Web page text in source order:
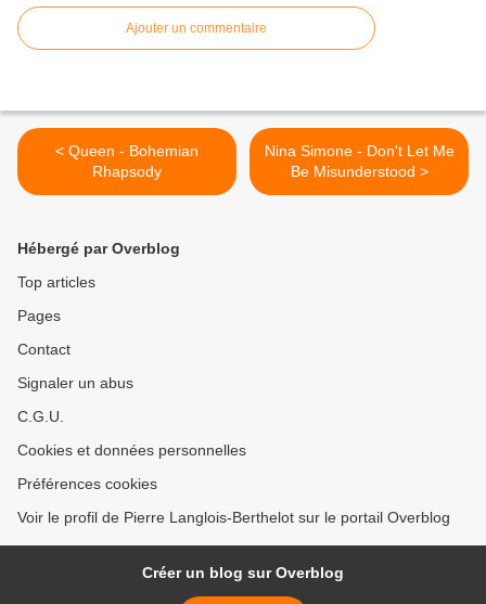
Ajouter un commentaire
< Queen - Bohemian
Rhapsody
Nina Simone - Don't Let Me
Be Misunderstood >
Hébergé par Overblog
Top articles
Pages
Contact
Signaler un abus
C.G.U.
Cookies et données personnelles
Préférences cookies
Voir le profil de Pierre Langlois-Berthelot sur le portail Overblog
Créer un blog sur Overblog